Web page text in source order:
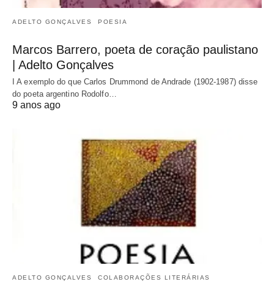
ADELTO GONÇALVES POESIA
Marcos Barrero, poeta de coração paulistano
| Adelto Gonçalves
I A exemplo do que Carlos Drummond de Andrade (1902-1987) disse
do poeta argentino Rodolfo…
9 anos ago
ADELTO GONÇALVES COLABORAÇÕES LITERÁRIAS